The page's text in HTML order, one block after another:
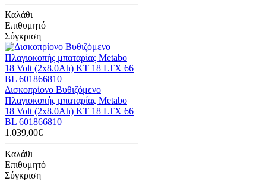
Καλάθι
Επιθυμητό
Σύγκριση
Δισκοπρίονο Βυθιζόμενο
Πλαγιοκοπής μπαταρίας Metabo
18 Volt (2x8.0Ah) KT 18 LTX 66
BL 601866810
1.039,00€
Καλάθι
Επιθυμητό
Σύγκριση